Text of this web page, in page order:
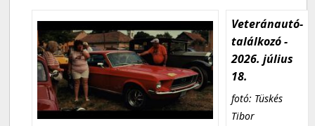
Veteránautó-
találkozó -
2026. július
18.
fotó: Tüskés
Tibor